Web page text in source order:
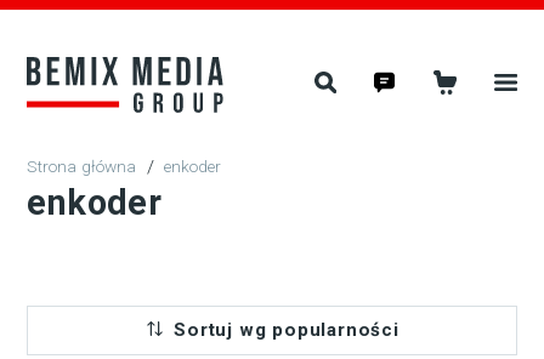
/ enkoder
enkoder
Sortuj wg popularności